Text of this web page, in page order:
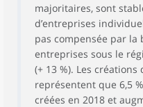
majoritaires, sont
d’entreprises
pas compensée par la
entreprises sous le
(+ 13 %). Les
représentent que 6,5
créées en 2018 et